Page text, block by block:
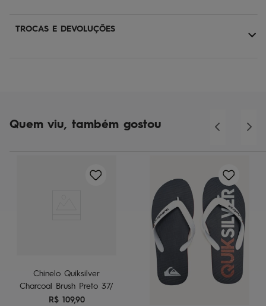
TROCAS E DEVOLUÇÕES
Quem viu, também gostou
Chinelo Quiksilver
Charcoal Brush Preto 37/
R$ 109,90